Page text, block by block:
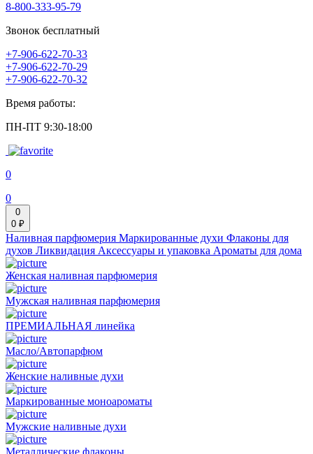
8-800-333-95-79
Звонок бесплатный
+7-906-622-70-33
+7-906-622-70-29
+7-906-622-70-32
Время работы:
ПН-ПТ 9:30-18:00
0
0
0
0 ₽
Наливная парфюмерия Маркированные духи Флаконы для
духов Ликвидация Аксессуары и упаковка Ароматы для дома
Женская наливная парфюмерия
Мужская наливная парфюмерия
ПРЕМИАЛЬНАЯ линейка
Масло/Автопарфюм
Женские наливные духи
Маркированные моноароматы
Мужские наливные духи
Металлические флаконы